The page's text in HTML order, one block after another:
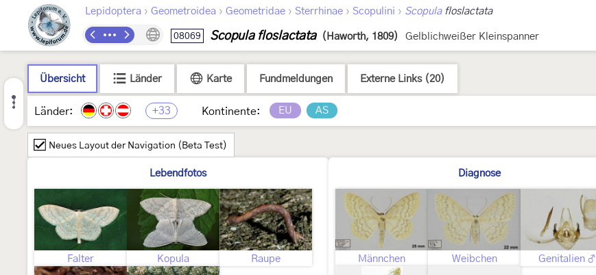
Lepidoptera › Geometroidea › Geometridae › Sterrhinae › Scopulini › Scopulafloslactata
08069 Scopula floslactata (Haworth, 1809) Gelblichweißer Kleinspanner
Übersicht Länder Karte Fundmeldungen Externe Links (20)
Länder: +33 Kontinente: EU AS
Neues Layout der Navigation (Beta Test)
Lebendfotos
Falter Kopula Raupe
Diagnose
Männchen Weibchen Genitalien ♂